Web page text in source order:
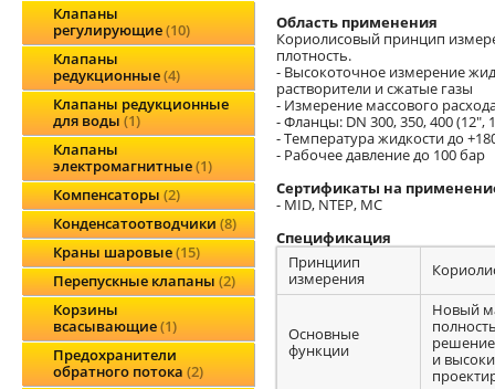
Клапаны
регулирующие 10
Клапаны
редукционные 4
Клапаны редукционные
для воды 1
Клапаны
электромагнитные 1
Компенсаторы 2
Конденсатоотводчики 8
Краны шаровые 15
Перепускные клапаны 2
Корзины
всасывающие 1
Предохранители
обратного потока 2
Область применения
Кориолисовый принцип
плотность.
- Высокоточное измерение
растворители и сжатые газы
- Измерение массового
- Фланцы: DN 300, 350, 400 (12",
- Температура жидкости до
- Рабочее давление до 100 бар
Сертификаты на
- MID, NTEP, MC
Спецификация
Принциип
измерения
Основные
функции
Новый
и